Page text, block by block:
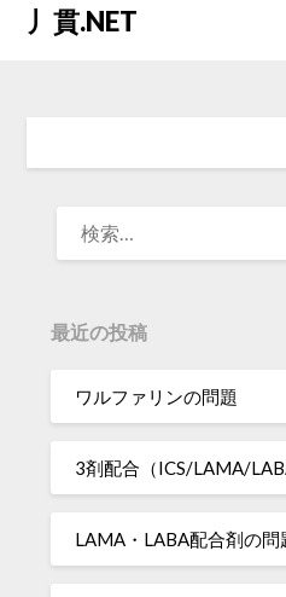
Skip丿貫.NET
最近の投稿
ワルファリンの問題
3剤配合（ICS/LAMA/
LAMA・LABA配合剤の問